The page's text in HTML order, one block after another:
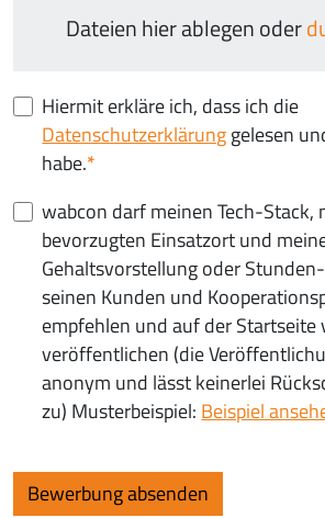
Dateien hier ablegen oder
Hiermit erkläre ich, dass ich die
Datenschutzerklärunggelesen
habe.
wabcon darf meinen Tech-Stack,
bevorzugten Einsatzort und
Gehaltsvorstellung oder
seinen Kunden und
empfehlen und auf der Startseite
veröffentlichen (die
anonym und lässt keinerlei
zu) Musterbeispiel: Beispiel